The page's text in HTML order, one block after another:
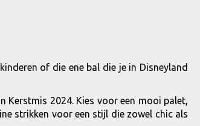
of die ene bal die je in Disneyland
Kerstmis 2024. Kies voor een mooi palet,
strikken voor een stijl die zowel chic als